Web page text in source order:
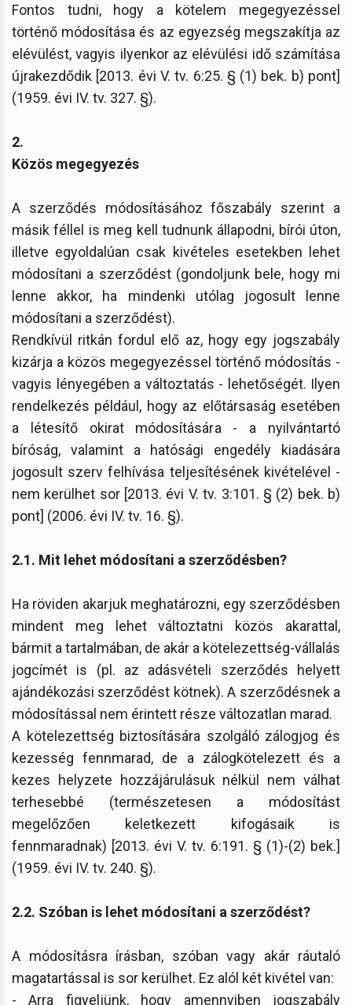
Fontos tudni, hogy a kötelem megegyezéssel
történő módosítása és az egyezség megszakítja az
elévülést, vagyis ilyenkor az elévülési idő számítása
újrakezdődik [2013. évi V. tv. 6:25. § (1) bek. b) pont]
(1959. évi IV. tv. 327. §).
2.
Közös megegyezés
A szerződés módosításához főszabály szerint a
másik féllel is meg kell tudnunk állapodni, bírói úton,
illetve egyoldalúan csak kivételes esetekben lehet
módosítani a szerződést (gondoljunk bele, hogy mi
lenne akkor, ha mindenki utólag jogosult lenne
módosítani a szerződést).
Rendkívül ritkán fordul elő az, hogy egy jogszabály
kizárja a közös megegyezéssel történő módosítás -
vagyis lényegében a változtatás - lehetőségét. Ilyen
rendelkezés például, hogy az előtársaság esetében
a létesítő okirat módosítására - a nyilvántartó
bíróság, valamint a hatósági engedély kiadására
jogosult szerv felhívása teljesítésének kivételével -
nem kerülhet sor [2013. évi V. tv. 3:101. § (2) bek. b)
pont] (2006. évi IV. tv. 16. §).
2.1. Mit lehet módosítani a szerződésben?
Ha röviden akarjuk meghatározni, egy szerződésben
mindent meg lehet változtatni közös akarattal,
bármit a tartalmában, de akár a kötelezettség-vállalás
jogcímét is (pl. az adásvételi szerződés helyett
ajándékozási szerződést kötnek). A szerződésnek a
módosítással nem érintett része változatlan marad.
A kötelezettség biztosítására szolgáló zálogjog és
kezesség fennmarad, de a zálogkötelezett és a
kezes helyzete hozzájárulásuk nélkül nem válhat
terhesebbé (természetesen a módosítást
megelőzően keletkezett kifogásaik is
fennmaradnak) [2013. évi V. tv. 6:191. § (1)-(2) bek.]
(1959. évi IV. tv. 240. §).
2.2. Szóban is lehet módosítani a szerződést?
A módosításra írásban, szóban vagy akár ráutaló
magatartással is sor kerülhet. Ez alól két kivétel van:
- Arra figyeljünk, hogy amennyiben jogszabály